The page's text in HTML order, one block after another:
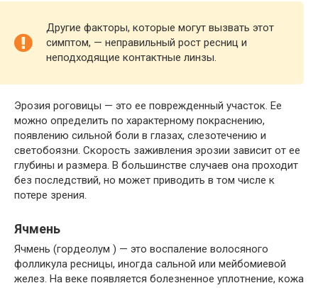
Другие факторы, которые могут вызвать этот
симптом, — неправильный рост ресниц и
неподходящие контактные линзы.
Эрозия роговицы — это ее поврежденный участок. Ее
можно определить по характерному покраснению,
появлению сильной боли в глазах, слезотечению и
светобоязни. Скорость заживления эрозии зависит от ее
глубины и размера. В большинстве случаев она проходит
без последствий, но может приводить в том числе к
потере зрения.
Ячмень
Ячмень (гордеолум ) — это воспаление волосяного
фолликула ресницы, иногда сальной или мейбомиевой
желез. На веке появляется болезненное уплотнение, кожа